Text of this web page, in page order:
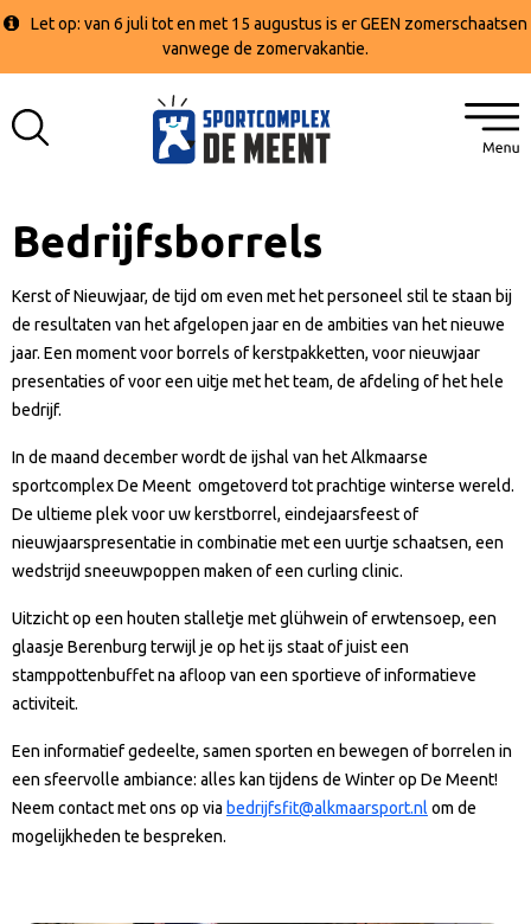
Let op: van 6 juli tot en met 15 augustus is er GEEN zomerschaatsen
vanwege de zomervakantie.
Bedrijfsborrels
Kerst of Nieuwjaar, de tijd om even met het personeel stil te staan bij
de resultaten van het afgelopen jaar en de ambities van het nieuwe
jaar. Een moment voor borrels of kerstpakketten, voor nieuwjaar
presentaties of voor een uitje met het team, de afdeling of het hele
bedrijf.
In de maand december wordt de ijshal van het Alkmaarse
sportcomplex De Meent omgetoverd tot prachtige winterse wereld.
De ultieme plek voor uw kerstborrel, eindejaarsfeest of
nieuwjaarspresentatie in combinatie met een uurtje schaatsen, een
wedstrijd sneeuwpoppen maken of een curling clinic.
Uitzicht op een houten stalletje met glühwein of erwtensoep, een
glaasje Berenburg terwijl je op het ijs staat of juist een
stamppottenbuffet na afloop van een sportieve of informatieve
activiteit.
Een informatief gedeelte, samen sporten en bewegen of borrelen in
een sfeervolle ambiance: alles kan tijdens de Winter op De Meent!
Neem contact met ons op via bedrijfsfit@alkmaarsport.nl om de
mogelijkheden te bespreken.